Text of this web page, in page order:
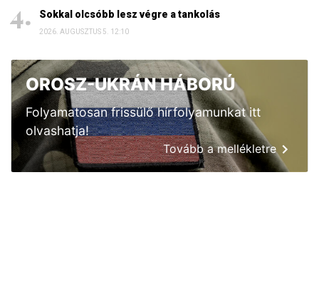
Sokkal olcsóbb lesz végre a tankolás
2026. AUGUSZTUS 5. 12:10
OROSZ-UKRÁN HÁBORÚ
Folyamatosan frissülő hírfolyamunkat itt
olvashatja!
Tovább a mellékletre